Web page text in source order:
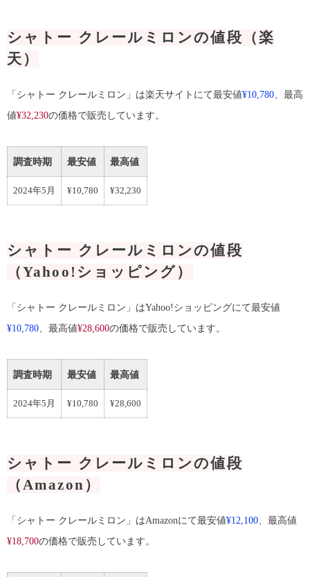
シャトー クレールミロンの値段（楽
天）
「シャトー クレールミロン」は楽天サイトにて最安値¥10,780 、最高
値¥32,230の価格で販売しています。
調査時期 最安値 最高値
2024年5月 ¥10,780 ¥32,230
シャトー クレールミロンの値段
（Yahoo!ショッピング）
「シャトー クレールミロン」はYahoo!ショッピングにて最安値
¥10,780 、最高値¥28,600の価格で販売しています。
調査時期 最安値 最高値
2024年5月 ¥10,780 ¥28,600
シャトー クレールミロンの値段
（Amazon）
「シャトー クレールミロン」はAmazonにて最安値¥12,100 、最高値
¥18,700の価格で販売しています。